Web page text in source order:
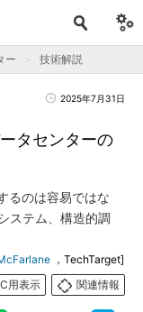
ー 技術解説
2025年7月31日
タセンターの
るのは容易ではな
ステム、構造的調
，TechTarget]
用表示
関連情報